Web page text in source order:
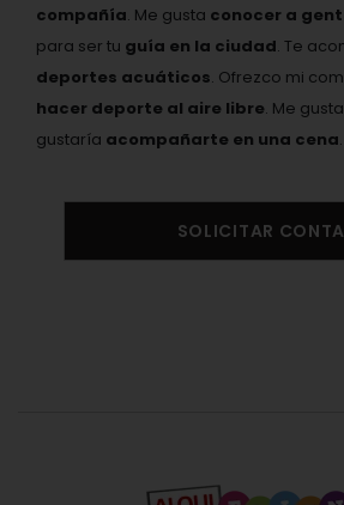
compañía. Me gusta conocer a
para ser tu guía en la ciudad. Te
deportes acuáticos. Ofrezco mi
hacer deporte al aire libre. Me
gustaría acompañarte en una cena.
SOLICITAR